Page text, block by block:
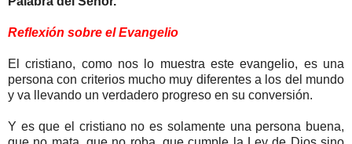
Reflexión sobre el Evangelio
El cristiano, como nos lo muestra este evangelio, es una
persona con criterios mucho muy diferentes a los del mundo
y va llevando un verdadero progreso en su conversión.
Y es que el cristiano no es solamente una persona buena,